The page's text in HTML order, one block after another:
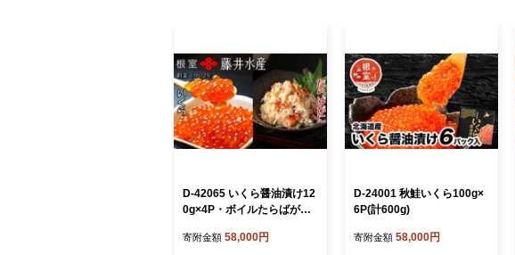
D-42065 いくら醤油漬け12
0g×4P・ボイルたらばがに
寄附金額 58,000円
D-24001 秋鮭いくら100g×
6P(計600g)
寄附金額 58,000円